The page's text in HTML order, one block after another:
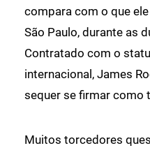
compara com o que
São Paulo, durante as
Contratado com o
internacional, James
sequer se firmar como
Muitos torcedores